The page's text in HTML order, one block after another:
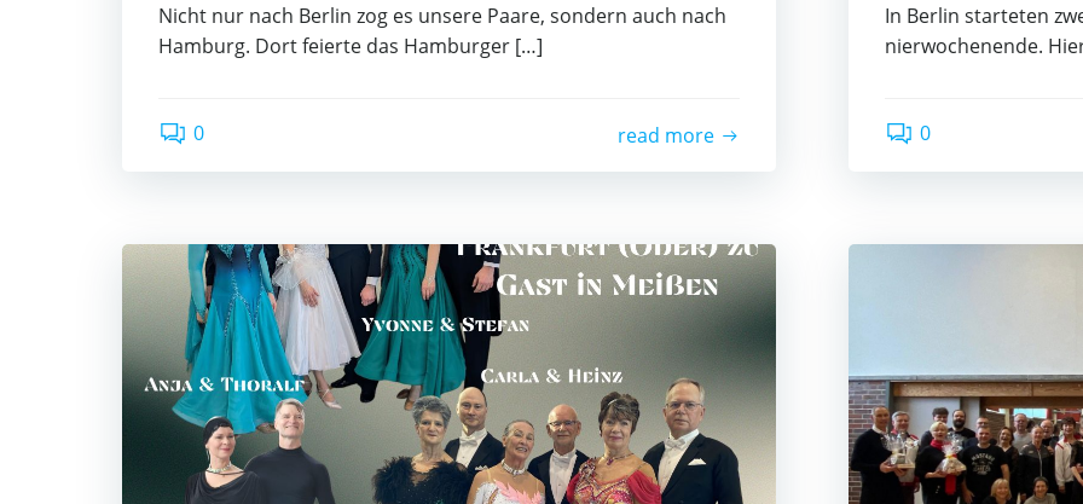
Nicht nur nach Ber­lin zog es unse­re Paa­re, son­dern auch nach
Ham­burg. Dort fei­er­te das Ham­bur­ger […]
0 read more
In Ber­lin star­te­ten
nier­wo­chen­en­de.
0